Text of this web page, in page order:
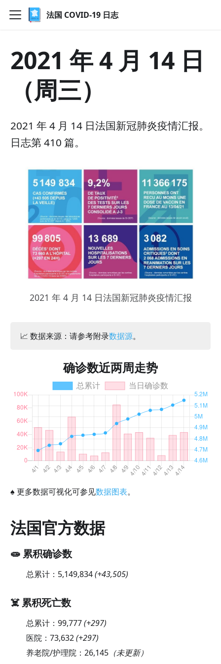
法国 COVID-19 日志
2021 年 4 月 14 日
（周三）
2021 年 4 月 14 日法国新冠肺炎疫情汇报。
日志第 410 篇。
2021 年 4 月 14 日法国新冠肺炎疫情汇报
📈 数据来源：请参考附录数据源。
确诊数近两周走势
♠ 更多数据可视化可参见数据图表。
法国官方数据
🧫 累积确诊数
总累计： 5,149,834(+43,505)
☠️ 累积死亡数
总累计： 99,777(+297)
医院： 73,632(+297)
养老院/护理院： 26,145（未更新）